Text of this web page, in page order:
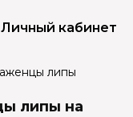
Личный кабинет
липы
липы на